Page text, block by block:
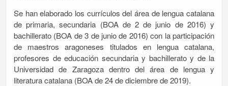
Se han elaborado los currículos del área de lengua catalana
de primaria, secundaria (BOA de 2 de junio de 2016) y
bachillerato (BOA de 3 de junio de 2016) con la participación
de maestros aragoneses titulados en lengua catalana,
profesores de educación secundaria y bachillerato y de la
Universidad de Zaragoza dentro del área de lengua y
literatura catalana (BOA de 24 de diciembre de 2019).